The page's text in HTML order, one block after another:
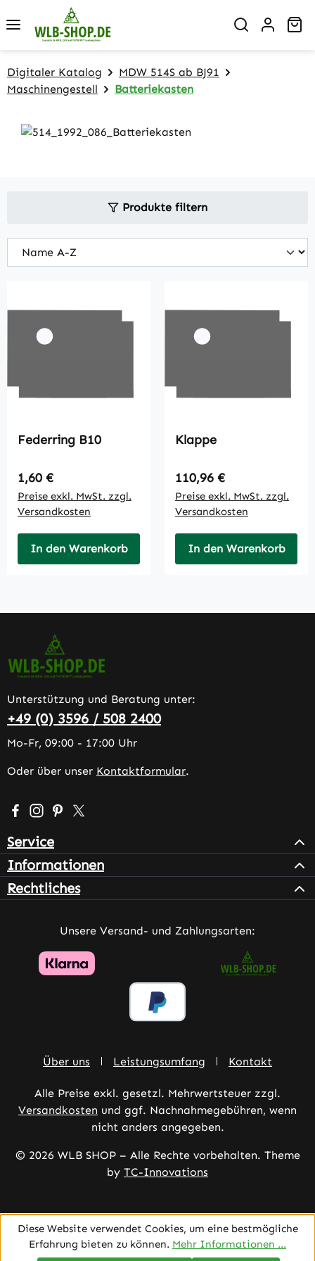
Zum Hauptinhalt springen
Digitaler Katalog
MDW 514S ab BJ91
Maschinengestell
Batteriekasten
Produkte filtern
Federring B10
Regulärer Preis:
1,60 €
Preise exkl. MwSt. zzgl.
Versandkosten
In den Warenkorb
Klappe
Regulärer Preis:
110,96 €
Preise exkl. MwSt. zzgl.
Versandkosten
In den Warenkorb
Unterstützung und Beratung unter:
+49 (0) 3596 / 508 2400
Mo-Fr, 09:00 - 17:00 Uhr
Oder über unser Kontaktformular.
Besuche uns auf Facebook – öffnet in neuem Tab
Schau auf Instagram vorbei – öffnet in neuem Tab
Lass dich auf Pinterest inspirieren – öffnet in
Folge uns auf X – öffnet in neuem Tab
Service
Informationen
Rechtliches
Unsere Versand- und Zahlungsarten:
Über uns Leistungsumfang Kontakt
Alle Preise exkl. gesetzl. Mehrwertsteuer zzgl.
Versandkosten und ggf. Nachnahmegebühren, wenn
nicht anders angegeben.
© 2026 WLB SHOP – Alle Rechte vorbehalten. Theme
by TC-Innovations
Diese Website verwendet Cookies, um eine bestmögliche
Erfahrung bieten zu können. Mehr Informationen ...